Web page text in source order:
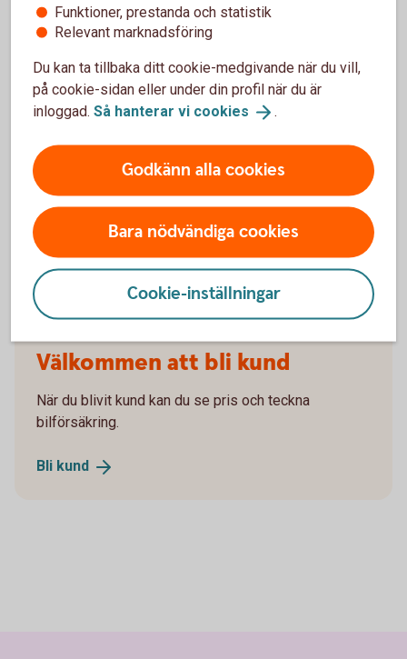
När slutar den tidigare ägarens försäkring att
gälla?
Om man övningskör och olyckan är framme,
täcker bilförsäkringen då?
Täcker försäkringen viltolyckor?
Vilka bilar har en vagnskadegaranti?
Välkommen att bli kund
När du blivit kund kan du se pris och teckna
bilförsäkring.
Bli kund
Funktioner, prestanda och statistik
Relevant marknadsföring
Du kan ta tillbaka ditt cookie-medgivande när du vill,
på cookie-sidan eller under din profil när du är
inloggad. Så hanterar vi cookies .
Godkänn alla cookies
Bara nödvändiga cookies
Cookie-inställningar